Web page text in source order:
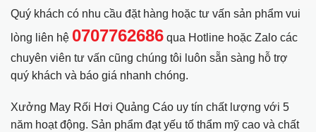
Quý khách có nhu cầu đặt hàng hoặc tư vấn sản phẩm vui
lòng liên hệ 0707762686 qua Hotline hoặc Zalo các
chuyên viên tư vấn cũng chúng tôi luôn sẵn sàng hỗ trợ
quý khách và báo giá nhanh chóng.
Xưởng May Rối Hơi Quảng Cáo uy tín chất lượng với 5
năm hoạt động. Sản phẩm đạt yếu tố thẩm mỹ cao và chất